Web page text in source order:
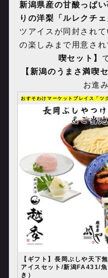
新潟県産の甘酸っぱい
りの洋梨「ルレクチェ
ツアイスが同封され
の楽しみまで用意され
喫セット】
【新潟のうまさ満喫
お進
おすそわけマーケットプレイス「ツ
【ギフト】長岡ぶしや天下
アイスセット/新潟FA431/
き）